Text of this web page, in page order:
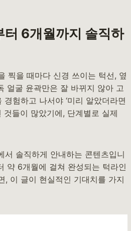
6개월까지 솔직하
찍을 때마다 신경 쓰이는 턱선, 옆
얼굴 윤곽만은 잘 바뀌지 않아 고
험하고 나서야 ‘미리 알았더라면
들이 많았기에, 단계별로 실제
서 솔직하게 안내하는 콘텐츠입니
약 6개월에 걸쳐 완성되는 턱라인
, 이 글이 현실적인 기대치를 가지